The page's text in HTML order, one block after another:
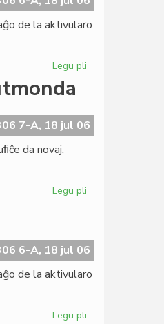
aliĝon
al
de la aktivularo
Legu pli
kaj
esperanto
7-A, 18 jul 06
da novaj,
Legu pli
en
Sennacieca
Asocio
6-A, 18 jul 06
de la aktivularo
Legu pli